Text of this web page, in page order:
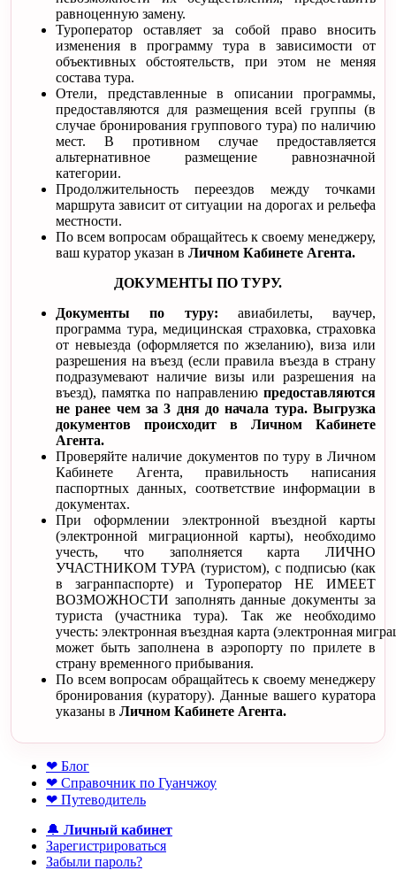
равноценную замену.
Туроператор оставляет за собой право вносить
изменения в программу тура в зависимости от
объективных обстоятельств, при этом не меняя
состава тура.
Отели, представленные в описании программы,
предоставляются для размещения всей группы (в
случае бронирования группового тура) по наличию
мест. В противном случае предоставляется
альтернативное размещение равнозначной
категории.
Продолжительность переездов между точками
маршрута зависит от ситуации на дорогах и рельефа
местности.
По всем вопросам обращайтесь к своему менеджеру,
ваш куратор указан в Личном Кабинете Агента.
ДОКУМЕНТЫ ПО ТУРУ.
Документы по туру: авиабилеты, ваучер,
программа тура, медицинская страховка, страховка
от невыезда (оформляется по жзеланию), виза или
разрешения на въезд (если правила въезда в страну
подразумевают наличие визы или разрешения на
въезд), памятка по направлению предоставляются
не ранее чем за 3 дня до начала тура. Выгрузка
документов происходит в Личном Кабинете
Агента.
Проверяйте наличие документов по туру в Личном
Кабинете Агента, правильность написания
паспортных данных, соответствие информации в
документах.
При оформлении электронной въездной карты
(электронной миграционной карты), необходимо
учесть, что заполняется карта ЛИЧНО
УЧАСТНИКОМ ТУРА (туристом), с подписью (как
в загранпаспорте) и Туроператор НЕ ИМЕЕТ
ВОЗМОЖНОСТИ заполнять данные документы за
туриста (участника тура). Так же необходимо
учесть: электронная въездная карта (электронная
может быть заполнена в аэропорту по прилете в
страну временного прибывания.
По всем вопросам обращайтесь к своему менеджеру
бронирования (куратору). Данные вашего куратора
указаны в Личном Кабинете Агента.
❤ Блог
❤ Справочник по Гуанчжоу
❤ Путеводитель
🔔 Личный кабинет
Зарегистрироваться
Забыли пароль?